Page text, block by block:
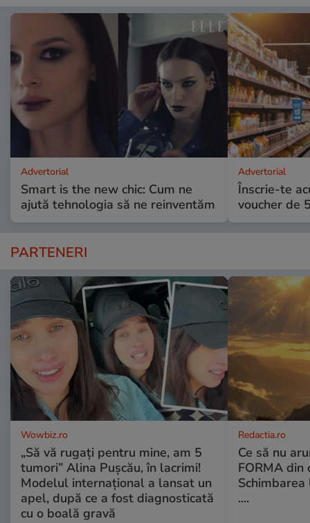
Advertorial
Smart is the new chic: Cum ne
ajută tehnologia să ne reinventăm
Advertorial
Înscrie-te
voucher de
PARTENERI
Wowbiz.ro
„Să vă rugați pentru mine, am 5
tumori” Alina Pușcău, în lacrimi!
Modelul internațional a lansat un
apel, după ce a fost diagnosticată
cu o boală gravă
Redactia.ro
Ce să nu
FORMA din
Schimbarea
....